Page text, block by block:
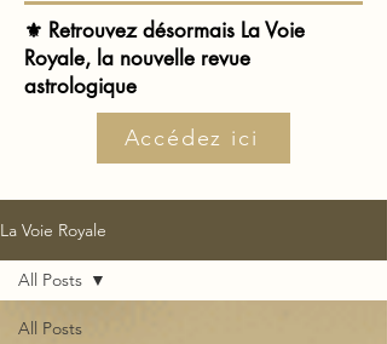
⚜️ Retrouvez désormais La Voie
Royale, la nouvelle revue
astrologique
Accédez ici
La Voie Royale
All Posts
All Posts